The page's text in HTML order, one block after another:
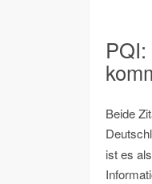
Beide
ist es